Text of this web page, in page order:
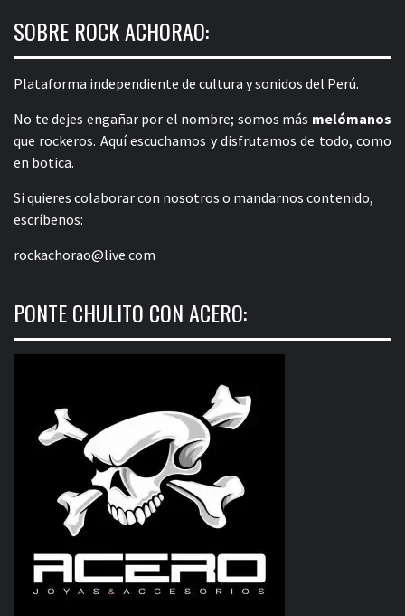
SOBRE ROCK ACHORAO:
Plataforma independiente de cultura y sonidos del Perú.
No te dejes engañar por el nombre; somos más melómanos
que rockeros. Aquí escuchamos y disfrutamos de todo, como
en botica.
Si quieres colaborar con nosotros o mandarnos contenido,
escríbenos:
rockachorao@live.com
PONTE CHULITO CON ACERO: